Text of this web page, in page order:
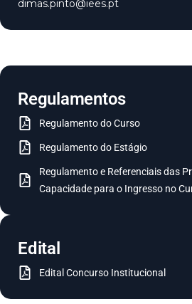
dimas.pinto@iees.pt
Regulamentos
Regulamento do Curso
Regulamento do Estágio
Regulamento e Referenciais das
Capacidade para o Ingresso no
Edital
Edital Concurso Institucional